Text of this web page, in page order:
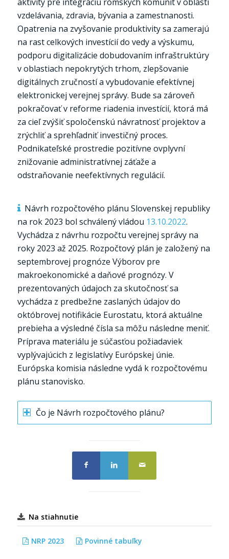
aktivity pre integráciu rómskych komunít v oblasti
vzdelávania, zdravia, bývania a zamestnanosti.
Opatrenia na zvyšovanie produktivity sa zamerajú
na rast celkových investícií do vedy a výskumu,
podporu digitalizácie dobudovaním infraštruktúry
v oblastiach nepokrytých trhom, zlepšovanie
digitálnych zručností a vybudovanie efektívnej
elektronickej verejnej správy. Bude sa zároveň
pokračovať v reforme riadenia investícií, ktorá má
za cieľ zvýšiť spoločenskú návratnosť projektov a
zrýchliť a sprehľadniť investičný proces.
Podnikateľské prostredie pozitívne ovplyvní
znižovanie administratívnej záťaže a
odstraňovanie neefektívnych regulácií.
Návrh rozpočtového plánu Slovenskej republiky
na rok 2023 bol schválený vládou 13.10.2022.
Vychádza z návrhu rozpočtu verejnej správy na
roky 2023 až 2025. Rozpočtový plán je založený na
septembrovej prognóze Výborov pre
makroekonomické a daňové prognózy. V
prezentovaných údajoch za skutočnosť sa
vychádza z predbežne zaslaných údajov do
októbrovej notifikácie Eurostatu, ktorá aktuálne
prebieha a výsledné čísla sa môžu následne meniť.
Príprava materiálu je súčasťou požiadaviek
vyplývajúcich z legislatívy Európskej únie.
Európska komisia následne vydá k rozpočtovému
plánu stanovisko.
Čo je Návrh rozpočtového plánu?
Na stiahnutie
NRP 2023 Povinné tabuľky